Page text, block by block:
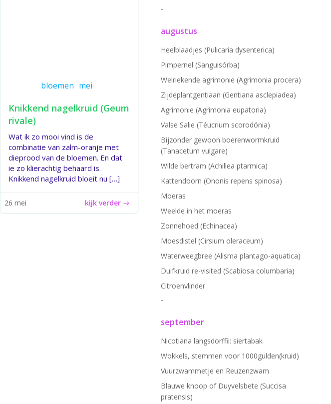
bloemen mei
Knikkend nagelkruid (Geum
rivale)
Wat ik zo mooi vind is de
combinatie van zalm-oranje met
dieprood van de bloemen. En dat
ie zo klierachtig behaard is.
Knikkend nagelkruid bloeit nu […]
26 mei kijk verder
-
augustus
Heelblaadjes (Pulicaria dysenterica)
Pimpernel (Sanguisórba)
Welriekende agrimonie (Agrimonia procera)
Zijdeplantgentiaan (Gentiana asclepiadea)
Agrimonie (Agrimonia eupatoria)
Valse Salie (Téucrium scorodónia)
Bijzonder gewoon boerenwormkruid
(Tanacetum vulgare)
Wilde bertram (Achillea ptarmica)
Kattendoorn (Ononis repens spinosa)
Moeras
Weelde in het moeras
Zonnehoed (Echinacea)
Moesdistel (Cirsium oleraceum)
Waterweegbree (Alisma plantago-aquatica)
Duifkruid re-visited (Scabiosa columbaria)
Citroenvlinder
-
september
Nicotiana langsdorffii: siertabak
Wokkels, stemmen voor 1000gulden(kruid)
Vuurzwammetje en Reuzenzwam
Blauwe knoop of Duyvelsbete (Succisa
pratensis)